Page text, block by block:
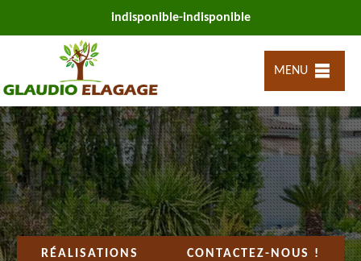
indisponible-indisponible
MENU
RÉALISATIONS CONTACTEZ-NOUS !